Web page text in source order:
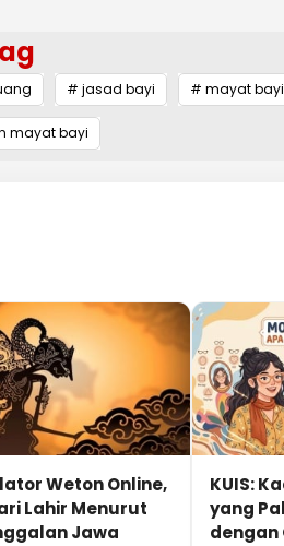
# jasad bayi # mayat bayi
mayat bayi
Weton Online,
Lahir Menurut
Jawa
KUIS:
yang
dengan